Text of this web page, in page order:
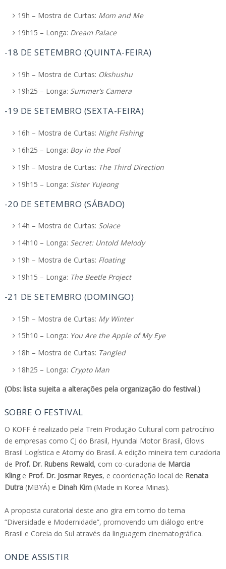
19h – Mostra de Curtas: Mom and Me
19h15 – Longa: Dream Palace
-18 DE SETEMBRO (QUINTA-FEIRA)
19h – Mostra de Curtas: Okshushu
19h25 – Longa: Summer’s Camera
-19 DE SETEMBRO (SEXTA-FEIRA)
16h – Mostra de Curtas: Night Fishing
16h25 – Longa: Boy in the Pool
19h – Mostra de Curtas: The Third Direction
19h15 – Longa: Sister Yujeong
-20 DE SETEMBRO (SÁBADO)
14h – Mostra de Curtas: Solace
14h10 – Longa: Secret: Untold Melody
19h – Mostra de Curtas: Floating
19h15 – Longa: The Beetle Project
-21 DE SETEMBRO (DOMINGO)
15h – Mostra de Curtas: My Winter
15h10 – Longa: You Are the Apple of My Eye
18h – Mostra de Curtas: Tangled
18h25 – Longa: Crypto Man
(Obs: lista sujeita a alterações pela organização do festival.)
SOBRE O FESTIVAL
O KOFF é realizado pela Trein Produção Cultural com patrocínio
de empresas como CJ do Brasil, Hyundai Motor Brasil, Glovis
Brasil Logística e Atomy do Brasil. A edição mineira tem curadoria
de Prof. Dr. Rubens Rewald, com co-curadoria de Marcia
Klinge Prof. Dr. Josmar Reyes, e coordenação local de Renata
Dutra(MBYÁ) e Dinah Kim(Made in Korea Minas).
A proposta curatorial deste ano gira em torno do tema
“Diversidade e Modernidade”, promovendo um diálogo entre
Brasil e Coreia do Sul através da linguagem cinematográfica.
ONDE ASSISTIR